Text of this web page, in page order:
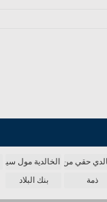
حقي من الدنياالخالدية مول سينما
ذمة بنك البلاد